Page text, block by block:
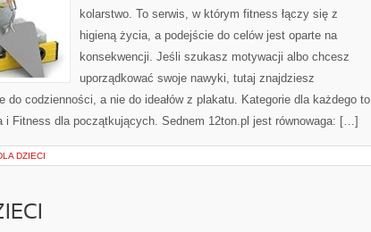
kolarstwo. To serwis, w którym fitness łączy się z
higieną życia, a podejście do celów jest oparte na
konsekwencji. Jeśli szukasz motywacji albo chcesz
uporządkować swoje nawyki, tutaj znajdziesz
do codzienności, a nie do ideałów z plakatu. Kategorie dla każdego to
i Fitness dla początkujących. Sednem 12ton.pl jest równowaga: […]
DZIECI